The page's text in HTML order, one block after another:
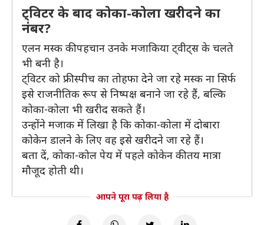
ट्विटर के बाद कोका-कोला खरीदने का
नंबर?
एलन मस्क की पहचान उनके मजाकिया ट्वीट्स के चलते
भी बनी है।
ट्विटर को फ्री स्पीच का तोहफा देने जा रहे मस्क ना सिर्फ
इसे राजनीतिक रूप से निष्पक्ष बनाने जा रहे हैं, बल्कि
कोका-कोला भी खरीद सकते हैं।
उन्होंने मजाक में लिखा है कि कोका-कोला में दोबारा
कोकेन डालने के लिए वह इसे खरीदने जा रहे हैं।
बता दें, कोका-कोल पेय में पहले कोकेन की तय मात्रा
मौजूद होती थी।
आपने पूरा पढ़ लिया है